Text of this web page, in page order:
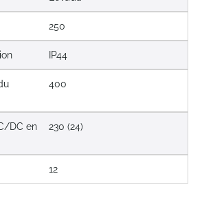
250
IP44
400
DC en
230 (24)
12